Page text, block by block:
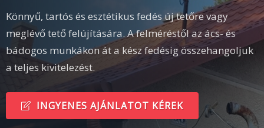
Könnyű, tartós és esztétikus fedés új tetőre vagy
meglévő tető felújítására. A felméréstől az ács- és
bádogos munkákon át a kész fedésig összehangoljuk
a teljes kivitelezést.
INGYENES AJÁNLATOT KÉREK